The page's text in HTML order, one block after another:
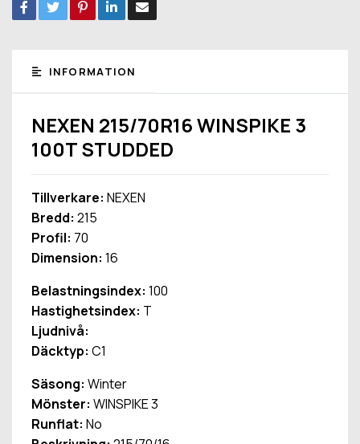
INFORMATION
NEXEN 215/70R16 WINSPIKE 3
100T STUDDED
Tillverkare: NEXEN
Bredd: 215
Profil: 70
Dimension: 16
Belastningsindex: 100
Hastighetsindex: T
Ljudnivå:
Däcktyp: C1
Säsong: Winter
Mönster: WINSPIKE 3
Runflat: No